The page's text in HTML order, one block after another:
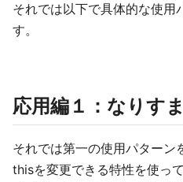
それでは以下で具体的な使用
す。
応用編１：なりす
それでは第一の使用パターン
thisを変更できる特性を使っ